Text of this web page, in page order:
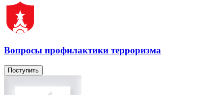
Вопросы профилактики терроризма
Поступить